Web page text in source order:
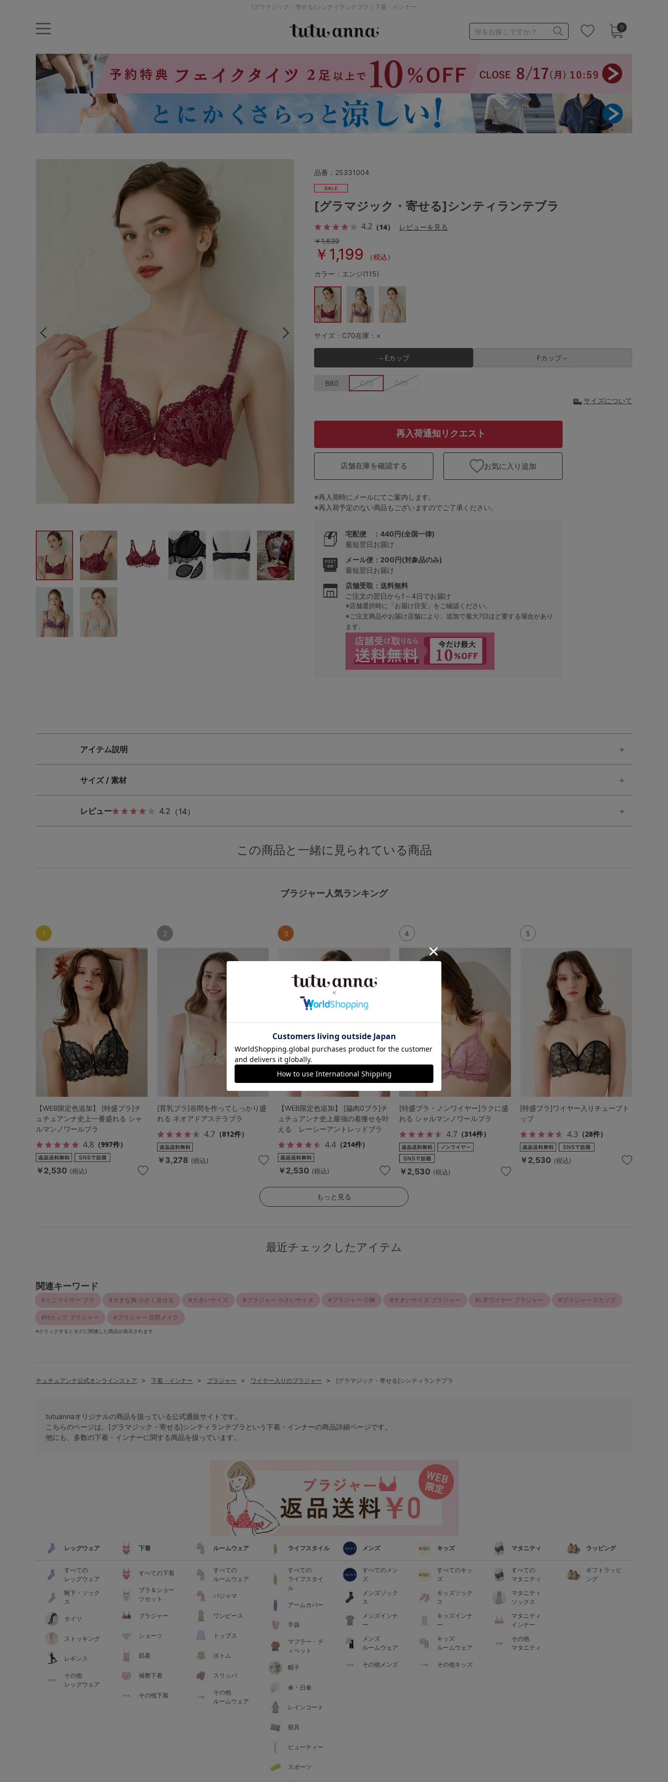
[グラマジック・寄せる]シンティランテブラ｜下着・インナー
0
何をお探しですか？
ナイトブラ ノンワイヤー 特盛ブラ チューブトップ 折り畳み パジャマ
ストッキング
ルームウェア アームカバー
カテゴリから探す
マタニティ
ギフトラッピング
サイズからブラを探す
B65 B70 B75 B80
D65 D70 D80 D85
E65 E85
F65
G65 G70
L-AB L-CD L-EF
価格帯から探す
～999円 1,000～1,999円
2,000～2,999円 3,000～3,999円
その他から探す
お気に入り
新着アイテム
ランキング
高評価レビューアイテム
品番： 25331004
[グラマジック・寄せる]シンティランテブラ
4.2 （14） レビューを見る
￥1,639
￥1,199
（税込）
カラー：エンジ(115)
サイズ：C70在庫：×
～Eカップ Fカップ～
B80 C70 D70
サイズについて
再入荷通知リクエスト
店舗在庫を確認する お気に入り追加
※再入荷時にメールにてご案内します。
※再入荷予定のない商品もございますのでご了承ください。
宅配便 ：440円(全国一律)
最短翌日お届け
メール便：200円(対象品のみ)
最短翌日お届け
店舗受取：送料無料
ご注文の翌日から1～4日でお届け
※店舗選択時に「お届け目安」をご確認ください。
※ご注文商品やお届け店舗により、追加で最大7日ほど要する場合があり
ます。
アイテム説明
サイズ / 素材
レビュー 4.2 （14）
この商品と一緒に見られている商品
ブラジャー人気ランキング
1
【WEB限定色追加】 [特盛ブラ]チ
ュチュアンナ史上一番盛れる シャ
ルマンノワールブラ
4.8 （997件）
￥2,530 (税込)
2
[育乳ブラ]谷間を作ってしっかり盛
れる ネオアドアステラブラ
4.7（812件）
￥3,278 (税込)
3
【WEB限定色追加】 [脇肉0ブラ]チ
ュチュアンナ史上最強の着痩せを叶
える レーシーアントレッドブラ
4.4 （214件）
￥2,530 (税込)
4
[特盛ブラ・ノンワイヤー]ラクに盛
れる シャルマンノワールブラ
4.7（314件）
￥2,530 (税込)
5
[特盛ブラ]ワイヤー入りチューブト
ップ
4.3 （28件）
￥2,530 (税込)
もっと見る
最近チェックしたアイテム
関連キーワード
ミニマイザー ブラ 大きな胸 小さく見せる 大きいサイズ ブラジャー 小さいサイズ ブラジャー 小胸 大きいサイズ ブラジャー L字ワイヤー ブラジャー ブラジャー Gカップ
Hカップ ブラジャー ブラジャー 谷間メイク
※クリックするとタグに関連した商品が表示されます
チュチュアンナ公式オンラインストア 下着・インナー ブラジャー ワイヤー入りのブラジャー [グラマジック・寄せる]シンティランテブラ
tutuannaオリジナルの商品を扱っている公式通販サイトです。
こちらのページは、[グラマジック・寄せる]シンティランテブラという下着・インナーの商品詳細ページです。
他にも、多数の下着・インナーに関する商品を扱っています。
レッグウェア
すべての
レッグウェア
靴下・ソック
ス
タイツ
ストッキング
レギンス
その他
レッグウェア
下着
すべての下着
ブラ＆ショー
ツセット
ブラジャー
ショーツ
肌着
補整下着
その他下着
ルームウェア
すべての
ルームウェア
パジャマ
ワンピース
トップス
ボトム
スリッパ
その他
ルームウェア
ライフスタイル
すべての
ライフスタイ
ル
アームカバー
手袋
マフラー・テ
ィペット
帽子
傘・日傘
レインコート
寝具
ビューティー
スポーツ
メンズ
すべてのメン
ズ
メンズソック
ス
メンズインナ
ー
メンズ
ルームウェア
その他メンズ
キッズ
すべてのキッ
ズ
キッズソック
ス
キッズインナ
ー
キッズ
ルームウェア
その他キッズ
マタニティ
すべての
マタニティ
マタニティ
ソックス
マタニティ
インナー
その他
マタニティ
ラッピング
ギフトラッピ
ング